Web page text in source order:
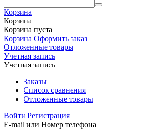
Корзина
Корзина
Корзина пуста
Корзина Оформить заказ
Отложенные товары
Учетная запись
Учетная запись
Заказы
Список сравнения
Отложенные товары
Войти Регистрация
E-mail или Номер телефона